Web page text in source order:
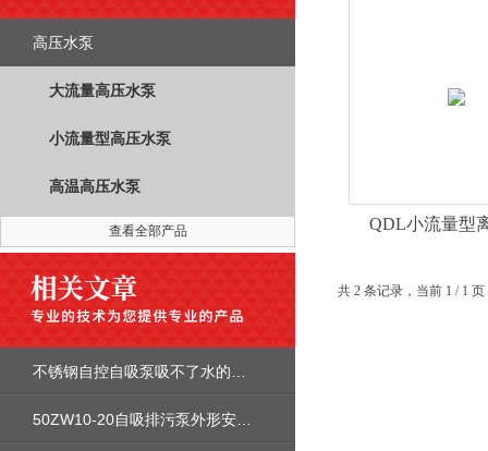
高压水泵
大流量高压水泵
小流量型高压水泵
高温高压水泵
查看全部产品
不锈钢自控自吸泵吸不了水的缘由和处置办法有哪些？
50ZW10-20自吸排污泵外形安装尺寸图及性能参数及价格
QDL小流量型
共 2 条记录，当前 1 / 1